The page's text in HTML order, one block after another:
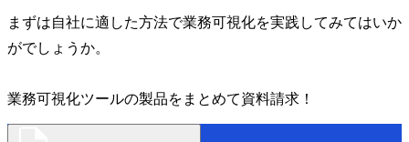
まずは自社に適した方法で業務可視化を実践してみてはいか
がでしょうか。
業務可視化ツールの製品をまとめて資料請求！